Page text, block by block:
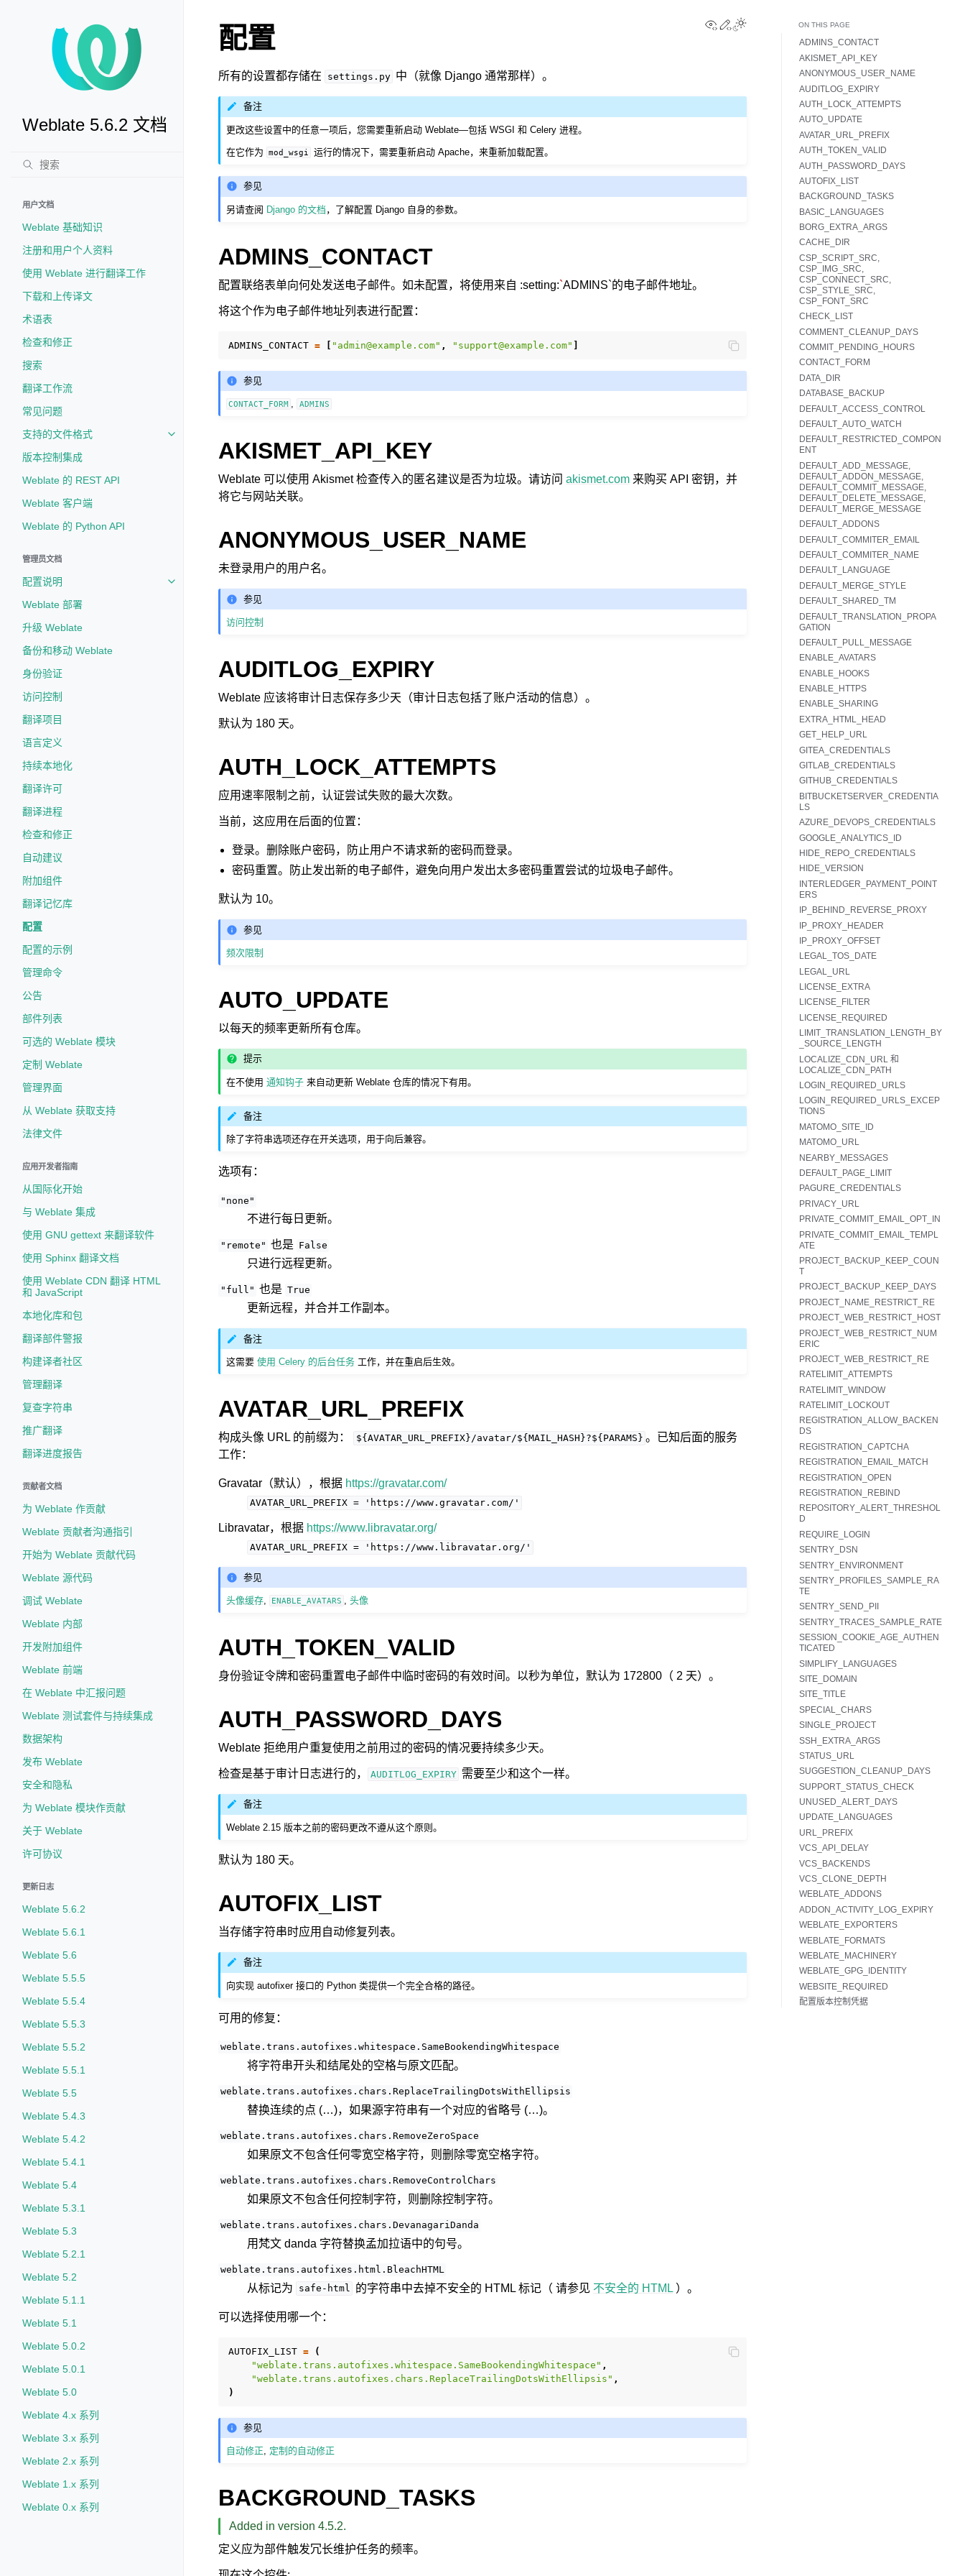
Weblate 5.6.2 文档
用户文档
Weblate 基础知识
注册和用户个人资料
使用 Weblate 进行翻译工作
下载和上传译文
术语表
检查和修正
搜索
翻译工作流
常见问题
支持的文件格式
Toggle navigation of 支持的文件格式
版本控制集成
Weblate 的 REST API
Weblate 客户端
Weblate 的 Python API
管理员文档
配置说明
Toggle navigation of 配置说明
Weblate 部署
升级 Weblate
备份和移动 Weblate
身份验证
访问控制
翻译项目
语言定义
持续本地化
翻译许可
翻译进程
检查和修正
自动建议
附加组件
翻译记忆库
配置
配置的示例
管理命令
公告
部件列表
可选的 Weblate 模块
定制 Weblate
管理界面
从 Weblate 获取支持
法律文件
应用开发者指南
从国际化开始
与 Weblate 集成
使用 GNU gettext 来翻译软件
使用 Sphinx 翻译文档
使用 Weblate CDN 翻译 HTML
和 JavaScript
本地化库和包
翻译部件警报
构建译者社区
管理翻译
复查字符串
推广翻译
翻译进度报告
贡献者文档
为 Weblate 作贡献
Weblate 贡献者沟通指引
开始为 Weblate 贡献代码
Weblate 源代码
调试 Weblate
Weblate 内部
开发附加组件
Weblate 前端
在 Weblate 中汇报问题
Weblate 测试套件与持续集成
数据架构
发布 Weblate
安全和隐私
为 Weblate 模块作贡献
关于 Weblate
许可协议
更新日志
Weblate 5.6.2
Weblate 5.6.1
Weblate 5.6
Weblate 5.5.5
Weblate 5.5.4
Weblate 5.5.3
Weblate 5.5.2
Weblate 5.5.1
Weblate 5.5
Weblate 5.4.3
Weblate 5.4.2
Weblate 5.4.1
Weblate 5.4
Weblate 5.3.1
Weblate 5.3
Weblate 5.2.1
Weblate 5.2
Weblate 5.1.1
Weblate 5.1
Weblate 5.0.2
Weblate 5.0.1
Weblate 5.0
Weblate 4.x 系列
Weblate 3.x 系列
Weblate 2.x 系列
Weblate 1.x 系列
Weblate 0.x 系列
View this page
Edit this page
Toggle Light / Dark / Auto color theme
配置
所有的设置都存储在 settings.py 中（就像 Django 通常那样）。
备注
更改这些设置中的任意一项后，您需要重新启动 Weblate—包括 WSGI 和 Celery 进程。
在它作为 mod_wsgi 运行的情况下，需要重新启动 Apache，来重新加载配置。
参见
另请查阅 Django 的文档 ，了解配置 Django 自身的参数。
ADMINS_CONTACT
配置联络表单向何处发送电子邮件。如未配置，将使用来自 :setting:`ADMINS`的电子邮件地址。
将这个作为电子邮件地址列表进行配置：
ADMINS_CONTACT = [ "admin@example.com" , "support@example.com" ]
参见
CONTACT_FORM , ADMINS
AKISMET_API_KEY
Weblate 可以使用 Akismet 检查传入的匿名建议是否为垃圾。请访问 akismet.com 来购买 API 密钥，并
将它与网站关联。
ANONYMOUS_USER_NAME
未登录用户的用户名。
参见
访问控制
AUDITLOG_EXPIRY
Weblate 应该将审计日志保存多少天（审计日志包括了账户活动的信息）。
默认为 180 天。
AUTH_LOCK_ATTEMPTS
应用速率限制之前，认证尝试失败的最大次数。
当前，这应用在后面的位置：
登录。删除账户密码，防止用户不请求新的密码而登录。
密码重置。防止发出新的电子邮件，避免向用户发出太多密码重置尝试的垃圾电子邮件。
默认为 10。
参见
频次限制
AUTO_UPDATE
以每天的频率更新所有仓库。
提示
在不使用通知钩子 来自动更新 Weblate 仓库的情况下有用。
备注
除了字符串选项还存在开关选项，用于向后兼容。
选项有：
"none"
不进行每日更新。
"remote" 也是 False
只进行远程更新。
"full" 也是 True
更新远程，并合并工作副本。
备注
这需要使用 Celery 的后台任务 工作，并在重启后生效。
AVATAR_URL_PREFIX
构成头像 URL 的前缀为： ${AVATAR_URL_PREFIX}/avatar/${MAIL_HASH}?${PARAMS} 。已知后面的服务
工作：
Gravatar（默认），根据 https://gravatar.com/
AVATAR_URL_PREFIX = 'https://www.gravatar.com/'
Libravatar，根据 https://www.libravatar.org/
AVATAR_URL_PREFIX = 'https://www.libravatar.org/'
参见
头像缓存, ENABLE_AVATARS ,头像
AUTH_TOKEN_VALID
身份验证令牌和密码重置电子邮件中临时密码的有效时间。以秒为单位，默认为 172800（ 2 天）。
AUTH_PASSWORD_DAYS
Weblate 拒绝用户重复使用之前用过的密码的情况要持续多少天。
检查是基于审计日志进行的， AUDITLOG_EXPIRY 需要至少和这个一样。
备注
Weblate 2.15 版本之前的密码更改不遵从这个原则。
默认为 180 天。
AUTOFIX_LIST
当存储字符串时应用自动修复列表。
备注
向实现 autofixer 接口的 Python 类提供一个完全合格的路径。
可用的修复：
weblate.trans.autofixes.whitespace.SameBookendingWhitespace
将字符串开头和结尾处的空格与原文匹配。
weblate.trans.autofixes.chars.ReplaceTrailingDotsWithEllipsis
替换连续的点 (…)，如果源字符串有一个对应的省略号 (…)。
weblate.trans.autofixes.chars.RemoveZeroSpace
如果原文不包含任何零宽空格字符，则删除零宽空格字符。
weblate.trans.autofixes.chars.RemoveControlChars
如果原文不包含任何控制字符，则删除控制字符。
weblate.trans.autofixes.chars.DevanagariDanda
用梵文 danda 字符替换孟加拉语中的句号。
weblate.trans.autofixes.html.BleachHTML
从标记为 safe-html 的字符串中去掉不安全的 HTML 标记（ 请参见 不安全的 HTML ）。
可以选择使用哪一个：
AUTOFIX_LIST =
(
"weblate.trans.autofixes.whitespace.SameBookendingWhitespace" ,
"weblate.trans.autofixes.chars.ReplaceTrailingDotsWithEllipsis" ,
)
参见
自动修正, 定制的自动修正
BACKGROUND_TASKS
Added in version 4.5.2.
定义应为部件触发冗长维护任务的频率。
ON THIS PAGE
ADMINS_CONTACT
AKISMET_API_KEY
ANONYMOUS_USER_NAME
AUDITLOG_EXPIRY
AUTH_LOCK_ATTEMPTS
AUTO_UPDATE
AVATAR_URL_PREFIX
AUTH_TOKEN_VALID
AUTH_PASSWORD_DAYS
AUTOFIX_LIST
BACKGROUND_TASKS
BASIC_LANGUAGES
BORG_EXTRA_ARGS
CACHE_DIR
CSP_SCRIPT_SRC,
CSP_IMG_SRC,
CSP_CONNECT_SRC,
CSP_STYLE_SRC,
CSP_FONT_SRC
CHECK_LIST
COMMENT_CLEANUP_DAYS
COMMIT_PENDING_HOURS
CONTACT_FORM
DATA_DIR
DATABASE_BACKUP
DEFAULT_ACCESS_CONTROL
DEFAULT_AUTO_WATCH
DEFAULT_RESTRICTED_COMPON
ENT
DEFAULT_ADD_MESSAGE,
DEFAULT_ADDON_MESSAGE,
DEFAULT_COMMIT_MESSAGE,
DEFAULT_DELETE_MESSAGE,
DEFAULT_MERGE_MESSAGE
DEFAULT_ADDONS
DEFAULT_COMMITER_EMAIL
DEFAULT_COMMITER_NAME
DEFAULT_LANGUAGE
DEFAULT_MERGE_STYLE
DEFAULT_SHARED_TM
DEFAULT_TRANSLATION_PROPA
GATION
DEFAULT_PULL_MESSAGE
ENABLE_AVATARS
ENABLE_HOOKS
ENABLE_HTTPS
ENABLE_SHARING
EXTRA_HTML_HEAD
GET_HELP_URL
GITEA_CREDENTIALS
GITLAB_CREDENTIALS
GITHUB_CREDENTIALS
BITBUCKETSERVER_CREDENTIA
LS
AZURE_DEVOPS_CREDENTIALS
GOOGLE_ANALYTICS_ID
HIDE_REPO_CREDENTIALS
HIDE_VERSION
INTERLEDGER_PAYMENT_POINT
ERS
IP_BEHIND_REVERSE_PROXY
IP_PROXY_HEADER
IP_PROXY_OFFSET
LEGAL_TOS_DATE
LEGAL_URL
LICENSE_EXTRA
LICENSE_FILTER
LICENSE_REQUIRED
LIMIT_TRANSLATION_LENGTH_BY
_SOURCE_LENGTH
LOCALIZE_CDN_URL 和
LOCALIZE_CDN_PATH
LOGIN_REQUIRED_URLS
LOGIN_REQUIRED_URLS_EXCEP
TIONS
MATOMO_SITE_ID
MATOMO_URL
NEARBY_MESSAGES
DEFAULT_PAGE_LIMIT
PAGURE_CREDENTIALS
PRIVACY_URL
PRIVATE_COMMIT_EMAIL_OPT_IN
PRIVATE_COMMIT_EMAIL_TEMPL
ATE
PROJECT_BACKUP_KEEP_COUN
T
PROJECT_BACKUP_KEEP_DAYS
PROJECT_NAME_RESTRICT_RE
PROJECT_WEB_RESTRICT_HOST
PROJECT_WEB_RESTRICT_NUM
ERIC
PROJECT_WEB_RESTRICT_RE
RATELIMIT_ATTEMPTS
RATELIMIT_WINDOW
RATELIMIT_LOCKOUT
REGISTRATION_ALLOW_BACKEN
DS
REGISTRATION_CAPTCHA
REGISTRATION_EMAIL_MATCH
REGISTRATION_OPEN
REGISTRATION_REBIND
REPOSITORY_ALERT_THRESHOL
D
REQUIRE_LOGIN
SENTRY_DSN
SENTRY_ENVIRONMENT
SENTRY_PROFILES_SAMPLE_RA
TE
SENTRY_SEND_PII
SENTRY_TRACES_SAMPLE_RATE
SESSION_COOKIE_AGE_AUTHEN
TICATED
SIMPLIFY_LANGUAGES
SITE_DOMAIN
SITE_TITLE
SPECIAL_CHARS
SINGLE_PROJECT
SSH_EXTRA_ARGS
STATUS_URL
SUGGESTION_CLEANUP_DAYS
SUPPORT_STATUS_CHECK
UNUSED_ALERT_DAYS
UPDATE_LANGUAGES
URL_PREFIX
VCS_API_DELAY
VCS_BACKENDS
VCS_CLONE_DEPTH
WEBLATE_ADDONS
ADDON_ACTIVITY_LOG_EXPIRY
WEBLATE_EXPORTERS
WEBLATE_FORMATS
WEBLATE_MACHINERY
WEBLATE_GPG_IDENTITY
WEBSITE_REQUIRED
配置版本控制凭据